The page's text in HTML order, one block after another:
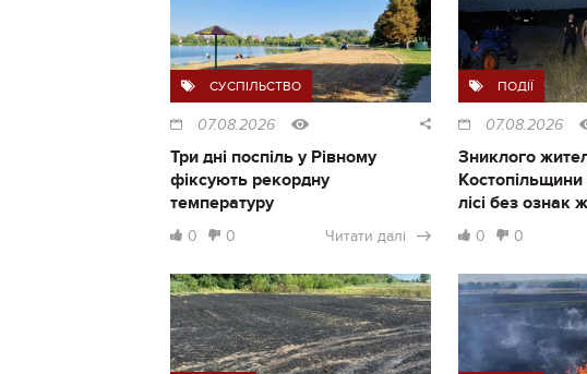
СУСПІЛЬСТВО
07.08.2026
Три дні поспіль у Рівному
фіксують рекордну
температуру
0 0 Читати далі
ПОДІЇ
07.08.2026
Зниклого
лісі без ознак
0 0